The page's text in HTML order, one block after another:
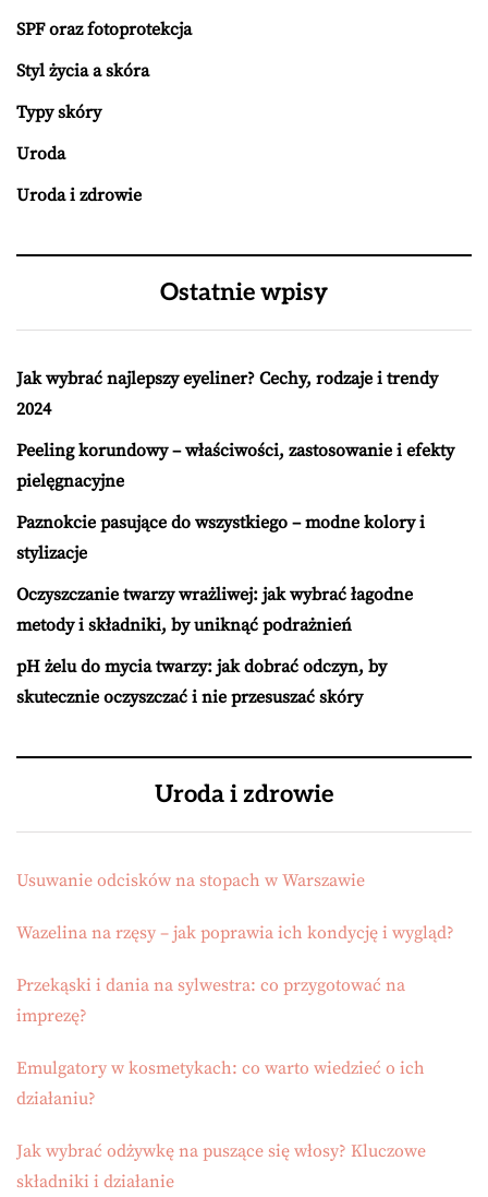
SPF oraz fotoprotekcja
Styl życia a skóra
Typy skóry
Uroda
Uroda i zdrowie
Ostatnie wpisy
Jak wybrać najlepszy eyeliner? Cechy, rodzaje i trendy
2024
Peeling korundowy – właściwości, zastosowanie i efekty
pielęgnacyjne
Paznokcie pasujące do wszystkiego – modne kolory i
stylizacje
Oczyszczanie twarzy wrażliwej: jak wybrać łagodne
metody i składniki, by uniknąć podrażnień
pH żelu do mycia twarzy: jak dobrać odczyn, by
skutecznie oczyszczać i nie przesuszać skóry
Uroda i zdrowie
Usuwanie odcisków na stopach w Warszawie
Wazelina na rzęsy – jak poprawia ich kondycję i wygląd?
Przekąski i dania na sylwestra: co przygotować na
imprezę?
Emulgatory w kosmetykach: co warto wiedzieć o ich
działaniu?
Jak wybrać odżywkę na puszące się włosy? Kluczowe
składniki i działanie